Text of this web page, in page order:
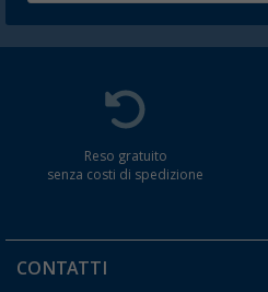
Reso gratuito
senza costi di spedizione
CONTATTI